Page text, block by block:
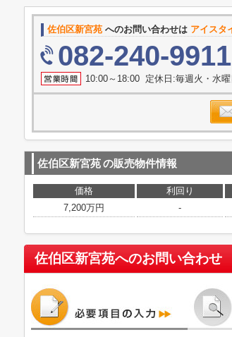
佐伯区新宮苑 へのお問い合わせは アイスタ
082-240-9911
10:00～18:00 定休日:毎週火・水曜
佐伯区新宮苑の販売物件情報
価格 利回り
7,200万円
-
佐伯区新宮苑へのお問い合わせ